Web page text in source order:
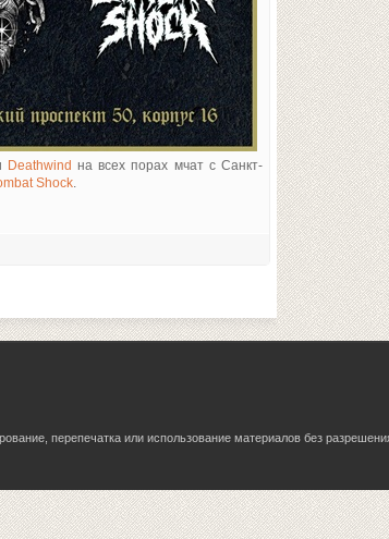
Deathwind на всех порах мчат с Санкт-
Shock
перепечатка или использование материалов без